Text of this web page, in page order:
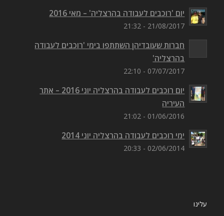
יום 'רוכבים לעבודה בהרצליה' – מאי 2016
21/08/2017 - 21:32
חברות שעובדיהן השתתפו בימי 'רוכבים לעבודה
בהרצליה'
07/07/2017 - 22:10
יום רוכבים לעבודה בהרצליה יוני 2016 – אתר
העיריה
01/06/2016 - 21:02
ימי רוכבים לעבודה בהרצליה יוני 2014
02/06/2014 - 20:33
עלינו